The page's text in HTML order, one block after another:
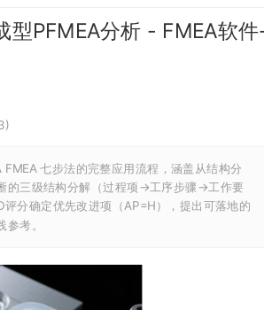
型PFMEA分析 - FMEA软
)
七步法的完整应用流程，涵盖从结构分
的三级结构分解（过程项→工序步骤→工作要
分确定优先改进项（AP=H），提出可落地的
考。